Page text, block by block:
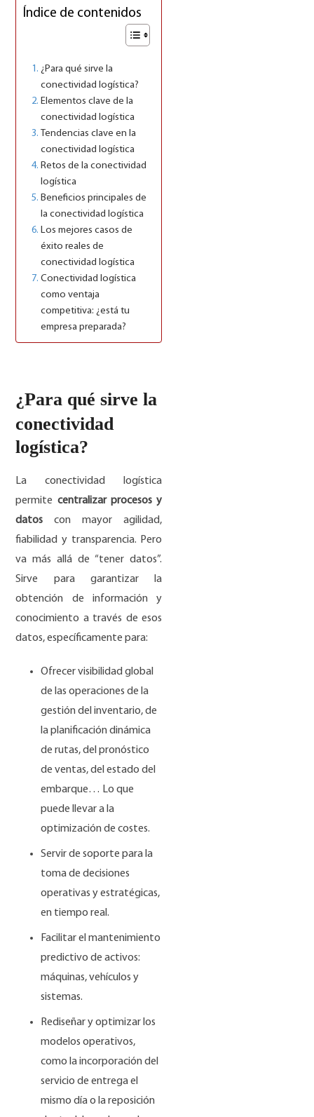
Índice de contenidos
¿Para qué sirve la
conectividad logística?
Elementos clave de la
conectividad logística
Tendencias clave en la
conectividad logística
Retos de la conectividad
logística
Beneficios principales de
la conectividad logística
Los mejores casos de
éxito reales de
conectividad logística
Conectividad logística
como ventaja
competitiva: ¿está tu
empresa preparada?
¿Para qué sirve la
conectividad
logística?
La conectividad logística
permite centralizar procesos y
datos con mayor agilidad,
fiabilidad y transparencia. Pero
va más allá de “tener datos”.
Sirve para garantizar la
obtención de información y
conocimiento a través de esos
datos, específicamente para:
Ofrecer visibilidad global
de las operaciones de la
gestión del inventario, de
la planificación dinámica
de rutas, del pronóstico
de ventas, del estado del
embarque… Lo que
puede llevar a la
optimización de costes.
Servir de soporte para la
toma de decisiones
operativas y estratégicas,
en tiempo real.
Facilitar el mantenimiento
predictivo de activos:
máquinas, vehículos y
sistemas.
Rediseñar y optimizar los
modelos operativos,
como la incorporación del
servicio de entrega el
mismo día o la reposición